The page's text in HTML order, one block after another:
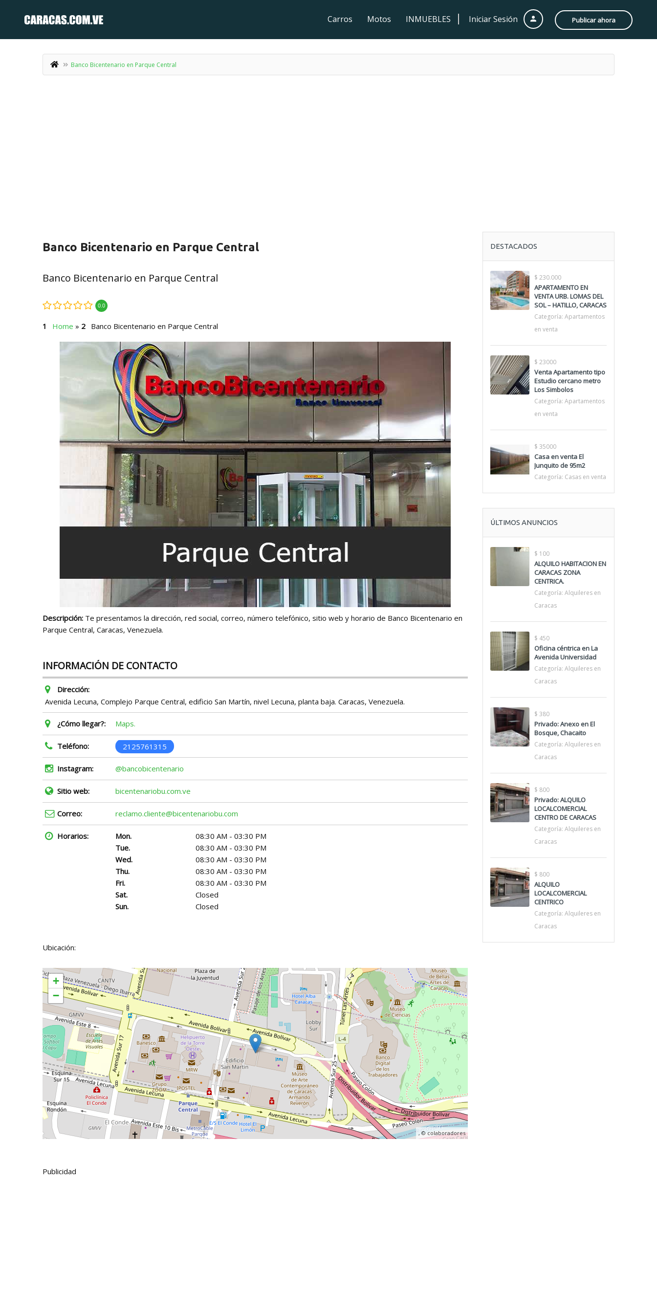
Iniciar Sesión Publicar ahora
Carros Motos INMUEBLES
Banco Bicentenario en Parque Central
Banco Bicentenario en Parque Central
Banco Bicentenario en Parque Central
0.0
Home » Banco Bicentenario en Parque Central
Descripción: Te presentamos la dirección, red social, correo, número telefónico, sitio web y horario de Banco Bicentenario en
Parque Central, Caracas, Venezuela.
INFORMACIÓN DE CONTACTO
Dirección:
Avenida Lecuna, Complejo Parque Central, edificio San Martín, nivel Lecuna, planta baja. Caracas, Venezuela.
¿Cómo llegar?: Maps.
Teléfono: 2125761315
Instagram: @bancobicentenario
Sitio web: bicentenariobu.com.ve
Correo: reclamo.cliente@bicentenariobu.com
Horarios: Mon.
08:30 AM - 03:30 PM
Tue.
08:30 AM - 03:30 PM
Wed.
08:30 AM - 03:30 PM
Thu.
08:30 AM - 03:30 PM
Fri.
08:30 AM - 03:30 PM
Sat.
Closed
Sun.
Closed
Ubicación:
+
−
, ©colaboradores
Publicidad
DESTACADOS
$ 230.000
APARTAMENTO EN
VENTA URB. LOMAS DEL
SOL – HATILLO, CARACAS
Categoría: Apartamentos
en venta
$ 23000
Venta Apartamento tipo
Estudio cercano metro
Los Simbolos
Categoría: Apartamentos
en venta
$ 35000
Casa en venta El
Junquito de 95m2
Categoría: Casas en venta
ÚLTIMOS ANUNCIOS
$ 100
ALQUILO HABITACION EN
CARACAS ZONA
CENTRICA.
Categoría: Alquileres en
Caracas
$ 450
Oficina céntrica en La
Avenida Universidad
Categoría: Alquileres en
Caracas
$ 380
Privado: Anexo en El
Bosque, Chacaito
Categoría: Alquileres en
Caracas
$ 800
Privado: ALQUILO
LOCALCOMERCIAL
CENTRO DE CARACAS
Categoría: Alquileres en
Caracas
$ 800
ALQUILO
LOCALCOMERCIAL
CENTRICO
Categoría: Alquileres en
Caracas